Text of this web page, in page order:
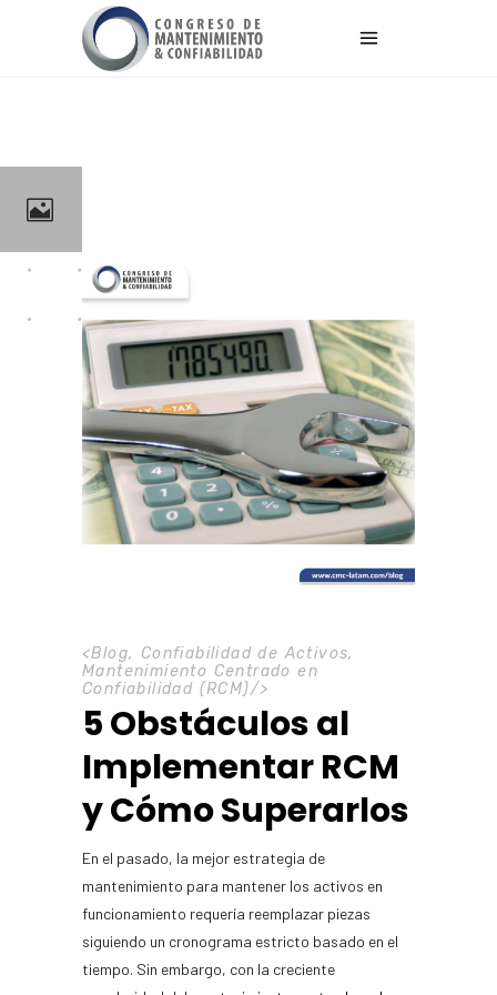
<Blog, Confiabilidad de Activos,
Mantenimiento Centrado en
Confiabilidad (RCM)/>
5 Obstáculos al
Implementar RCM
y Cómo Superarlos
En el pasado, la mejor estrategia de
mantenimiento para mantener los activos en
funcionamiento requería reemplazar piezas
siguiendo un cronograma estricto basado en el
tiempo. Sin embargo, con la creciente